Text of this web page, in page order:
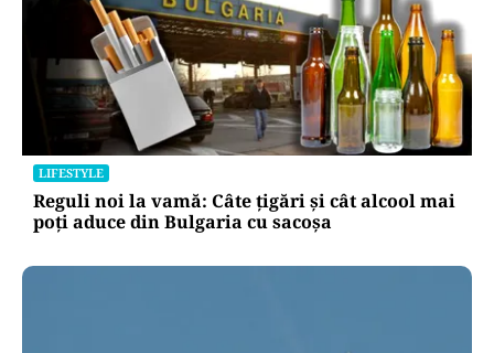
LIFESTYLE
Reguli noi la vamă: Câte țigări și cât alcool mai
poți aduce din Bulgaria cu sacoșa